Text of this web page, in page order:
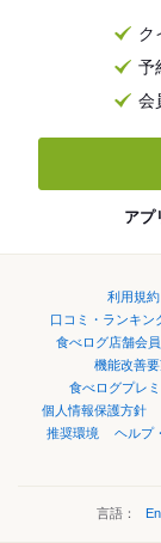
ク
予
会
アプ
利用規約
口コミ・ランキン
食べログ店舗会
機能改善要
食べログプレ
個人情報保護方針
推奨環境
ヘルプ
言語：